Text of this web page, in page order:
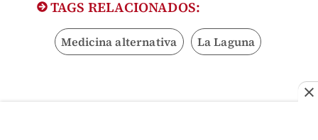
TAGS RELACIONADOS:
Medicina alternativa La Laguna